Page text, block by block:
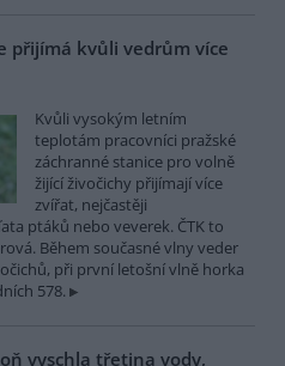
přijímá kvůli vedrům více
Kvůli vysokým letním
teplotám pracovníci pražské
záchranné stanice pro volně
žijící živočichy přijímají více
zvířat, nejčastěji
ptáků nebo veverek. ČTK to
Během současné vlny veder
při první letošní vlně horka
578.
vyschla třetina vody,